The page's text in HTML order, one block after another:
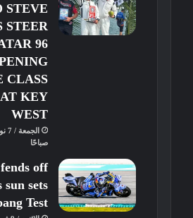
STEVE
STEER
96
CLASS
KEY
WEST
صباحًا
off
sun sets
Test